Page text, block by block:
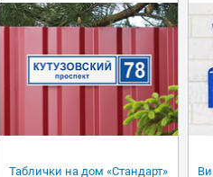
Таблички на дом «Стандарт»